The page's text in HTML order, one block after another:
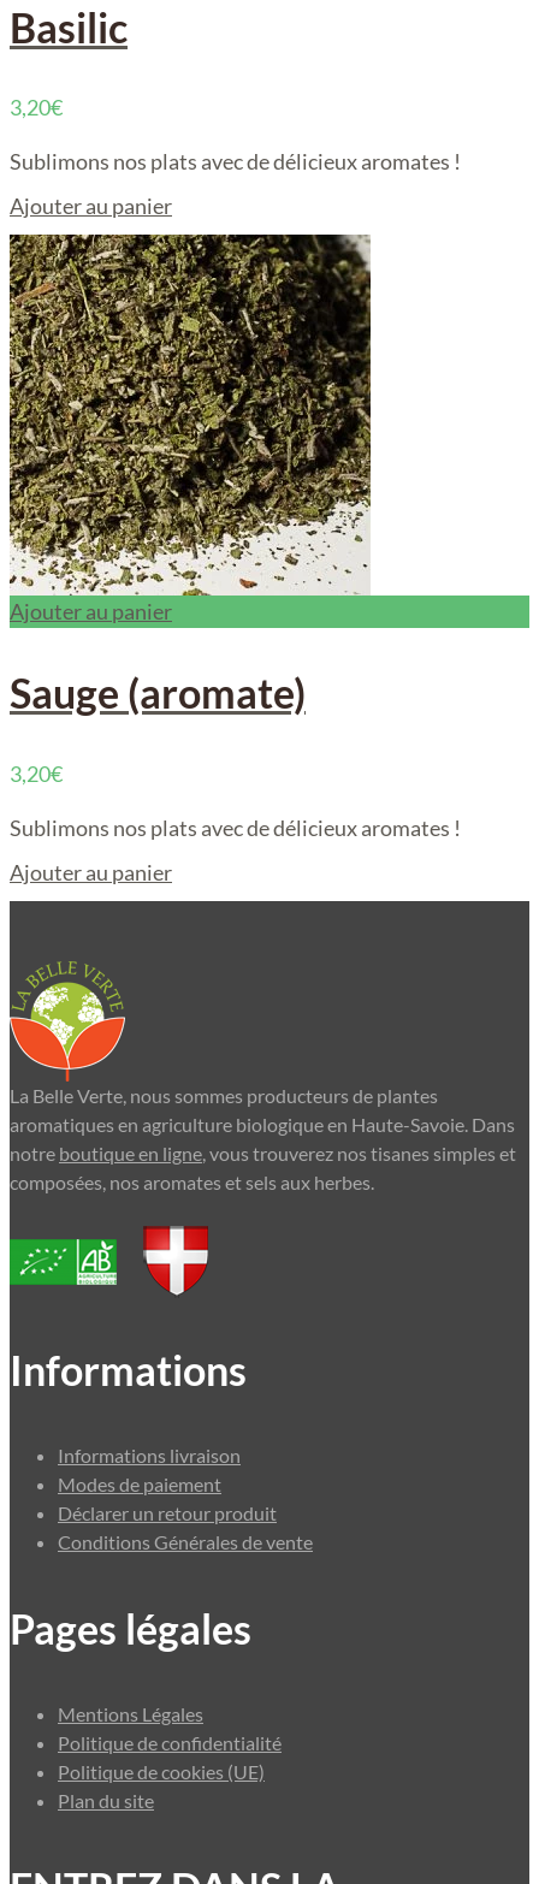
Basilic
3,20€
Sublimons nos plats avec de délicieux aromates !
Ajouter au panier
Ajouter au panier
Sauge (aromate)
3,20€
Sublimons nos plats avec de délicieux aromates !
Ajouter au panier
La Belle Verte, nous sommes producteurs de plantes
aromatiques en agriculture biologique en Haute-Savoie. Dans
notre boutique en ligne , vous trouverez nos tisanes simples et
composées, nos aromates et sels aux herbes.
Informations
Informations livraison
Modes de paiement
Déclarer un retour produit
Conditions Générales de vente
Pages légales
Mentions Légales
Politique de confidentialité
Politique de cookies (UE)
Plan du site